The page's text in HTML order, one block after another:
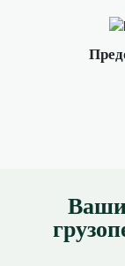
Ваши